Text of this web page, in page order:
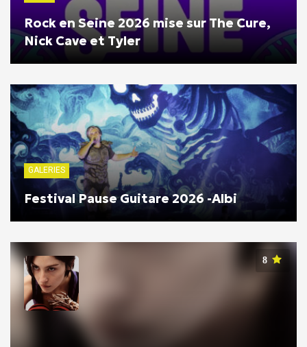
Rock en Seine 2026 mise sur The Cure,
Nick Cave et Tyler
GALERIES
Festival Pause Guitare 2026 -Albi
8